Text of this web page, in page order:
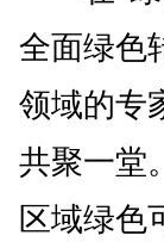
全面绿色
领域的专
共聚一堂
区域绿色